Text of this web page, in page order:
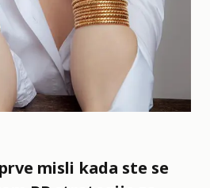
misli kada ste se